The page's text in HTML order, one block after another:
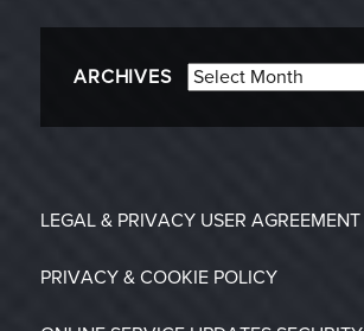
ARCHIVES Archives
LEGAL & PRIVACY USER AGREEMENT
PRIVACY & COOKIE POLICY